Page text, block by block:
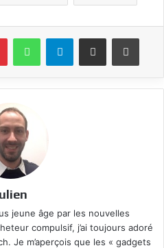
PinterestWhatsAppTelegramPartagez par mail
jeune âge par les nouvelles
compulsif, j’ai toujours adoré
Je m’aperçois que les « gadgets